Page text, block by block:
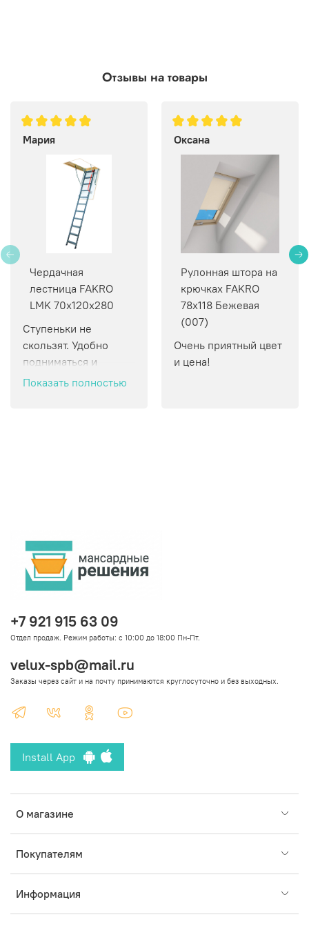
Отзывы на товары
Мария
Чердачная
лестница FAKRO
LMK 70х120х280
Ступеньки не
скользят. Удобно
подниматься и
спускаться.
Показать полностью
Оксана
Рулонная штора на
крючках FAKRO
78х118 Бежевая
(007)
Очень приятный цвет
и цена!
О магазине
Покупателям
Информация
Install App
+7 921 915 63 09
Отдел продаж. Режим работы: с 10:00 до 18:00 Пн-Пт.
velux-spb@mail.ru
Заказы через сайт и на почту принимаются круглосуточно и без выходных.